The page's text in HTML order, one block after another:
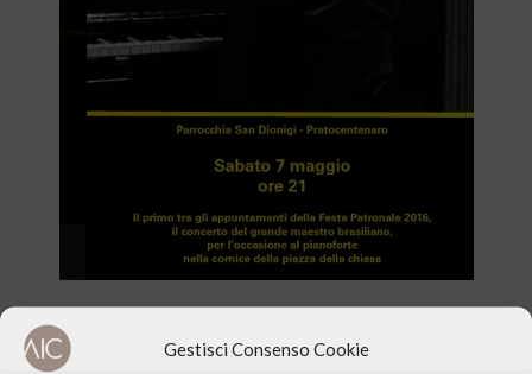
Gestisci Consenso Cookie
Il Concerto del maestro brasiliano al pianoforte sul sagrato della
Chiesa.